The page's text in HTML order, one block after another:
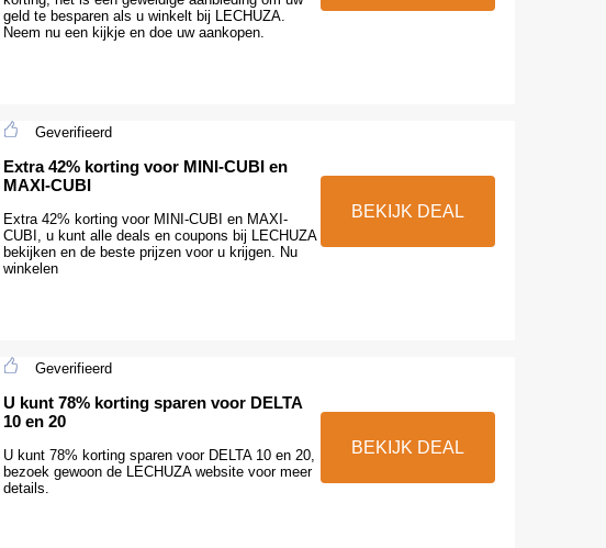
geld te besparen als u winkelt bij LECHUZA.
Neem nu een kijkje en doe uw aankopen.
Geverifieerd
Extra 42% korting voor MINI-CUBI en
MAXI-CUBI
Extra 42% korting voor MINI-CUBI en MAXI-
CUBI, u kunt alle deals en coupons bij LECHUZA
bekijken en de beste prijzen voor u krijgen. Nu
winkelen
BEKIJK DEAL
Geverifieerd
U kunt 78% korting sparen voor DELTA
10 en 20
U kunt 78% korting sparen voor DELTA 10 en 20,
bezoek gewoon de LECHUZA website voor meer
details.
BEKIJK DEAL